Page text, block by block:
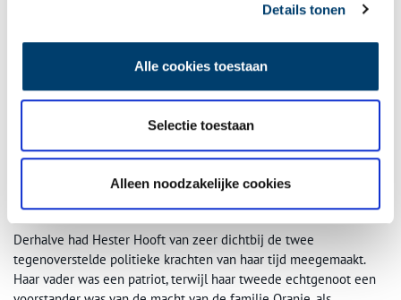
Details tonen
Alle cookies toestaan
Selectie toestaan
Alleen noodzakelijke cookies
Liefde tussen Patriotten en Oranjeklanten
Hij onderhield nauw contact met stadhouder Willem V, die hij bij
diens vlucht naar Engeland in 1795, hoogst persoonlijk, uitgeleide
ontstond de Bataafse Republiek. Van Kinsbergen werd ontslagen
en hoewel vele vorsten hem in dienst wilden nemen, besloot hij
in het ouderlijk huis te Elburg. Van 1796 tot 1799 bewoonde hij
daar een dubbelpandig huis aan de Jufferenstraat 17 en 19,
voordat hij naar Apeldoorn, naar Huize Weltevreden, verhuisde.
Derhalve had Hester Hooft van zeer dichtbij de twee
tegenoverstelde politieke krachten van haar tijd meegemaakt.
Haar vader was een patriot, terwijl haar tweede echtgenoot een